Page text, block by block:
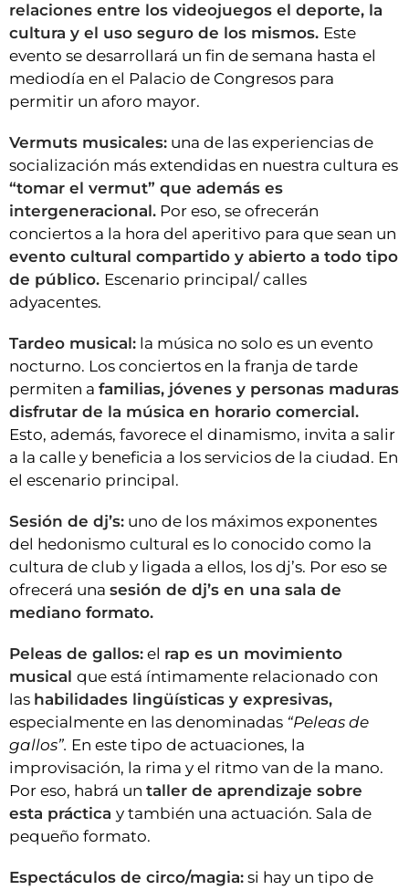
relaciones entre los videojuegos el deporte, la
cultura y el uso seguro de los mismos. Este
evento se desarrollará un fin de semana hasta el
mediodía en el Palacio de Congresos para
permitir un aforo mayor.
Vermuts musicales: una de las experiencias de
socialización más extendidas en nuestra cultura es
“tomar el vermut” que además es
intergeneracional. Por eso, se ofrecerán
conciertos a la hora del aperitivo para que sean un
evento cultural compartido y abierto a todo tipo
de público. Escenario principal/ calles
adyacentes.
Tardeo musical: la música no solo es un evento
nocturno. Los conciertos en la franja de tarde
permiten a familias, jóvenes y personas maduras
disfrutar de la música en horario comercial.
Esto, además, favorece el dinamismo, invita a salir
a la calle y beneficia a los servicios de la ciudad. En
el escenario principal.
Sesión de dj’s: uno de los máximos exponentes
del hedonismo cultural es lo conocido como la
cultura de club y ligada a ellos, los dj’s. Por eso se
ofrecerá una sesión de dj’s en una sala de
mediano formato.
Peleas de gallos: el rap es un movimiento
musical que está íntimamente relacionado con
las habilidades lingüísticas y expresivas,
especialmente en las denominadas “Peleas de
gallos”. En este tipo de actuaciones, la
improvisación, la rima y el ritmo van de la mano.
Por eso, habrá un taller de aprendizaje sobre
esta práctica y también una actuación. Sala de
pequeño formato.
Espectáculos de circo/magia: si hay un tipo de